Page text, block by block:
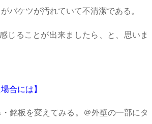
バケツが汚れていて不清潔である。
じることが出来ましたら、と、思いま
合には】
銘板を変えてみる。＠外壁の一部にタ